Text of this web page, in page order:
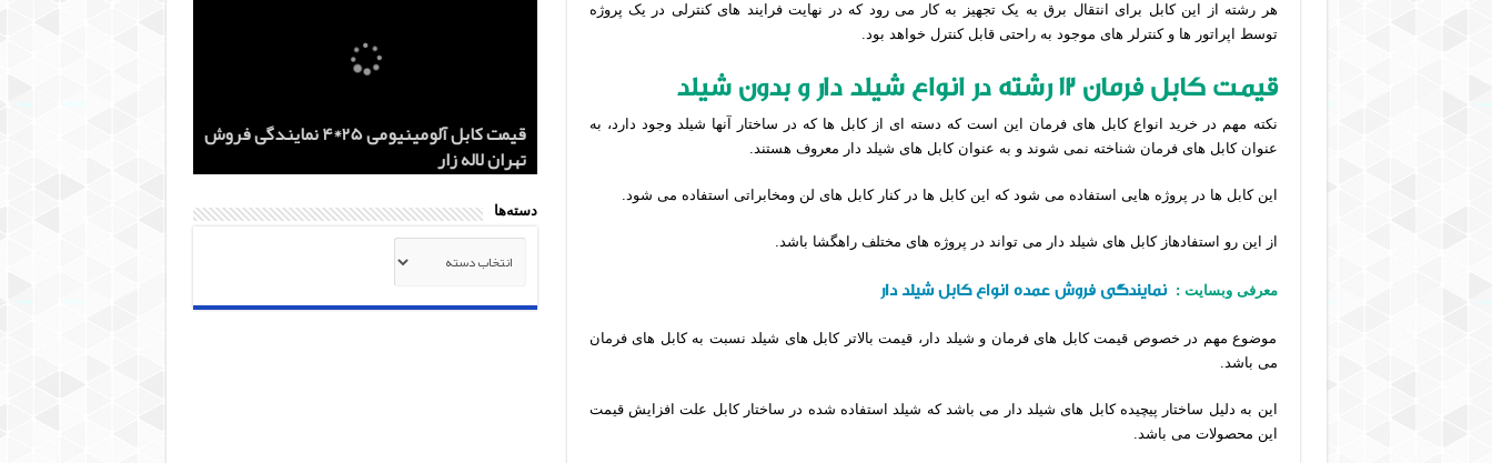
هر رشته از این کابل برای انتقال برق به یک تجهیز به کار می رود که در نهایت فرایند های کنترلی در یک پروژه
توسط اپراتور ها و کنترلر های موجود به راحتی قابل کنترل خواهد بود.
قیمت کابل فرمان 12 رشته در انواع شیلد دار و بدون شیلد
نکته مهم در خرید انواع کابل های فرمان این است که دسته ای از کابل ها که در ساختار آنها شیلد وجود دارد، به
عنوان کابل های فرمان شناخته نمی شوند و به عنوان کابل های شیلد دار معروف هستند.
این کابل ها در پروژه هایی استفاده می شود که این کابل ها در کنار کابل های لن ومخابراتی استفاده می شود.
از این رو استفادهاز کابل های شیلد دار می تواند در پروژه های مختلف راهگشا باشد.
معرفی وبسایت : نمایندگی فروش عمده انواع کابل شیلد دار
موضوع مهم در خصوص قیمت کابل های فرمان و شیلد دار، قیمت بالاتر کابل های شیلد نسبت به کابل های فرمان
می باشد.
این به دلیل ساختار پیچیده کابل های شیلد دار می باشد که شیلد استفاده شده در ساختار کابل علت افزایش قیمت
این محصولات می باشد.
قیمت کابل آلومینیومی 25*4 نمایندگی فروش
تهران لاله زار
هادی آلومینیومی هوایی 50*1 AAC و AAAC
صادرات ماهان کابل
هادی هوایی آلومینیومی AAC و ACSR
صادرات به عراق + ماهان کابل امیر
کابل اردستان 2.5*3 لاستیکی نسوز لیست
قیمت روز
کابل 1.5*2 لاستیکی اردستان مرکز خرید
دسته‌ها